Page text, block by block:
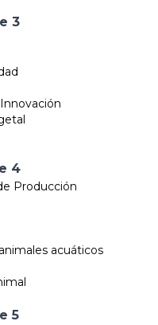
3
4
Producción
acuáticos
5